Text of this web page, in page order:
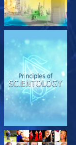
ESPLORA LE
SERIE